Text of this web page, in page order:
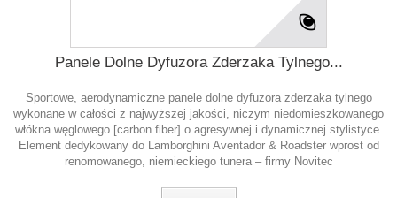
Panele Dolne Dyfuzora Zderzaka Tylnego...
Sportowe, aerodynamiczne panele dolne dyfuzora zderzaka tylnego
wykonane w całości z najwyższej jakości, niczym niedomieszkowanego
włókna węglowego [carbon fiber] o agresywnej i dynamicznej stylistyce.
Element dedykowany do Lamborghini Aventador & Roadster wprost od
renomowanego, niemieckiego tunera – firmy Novitec